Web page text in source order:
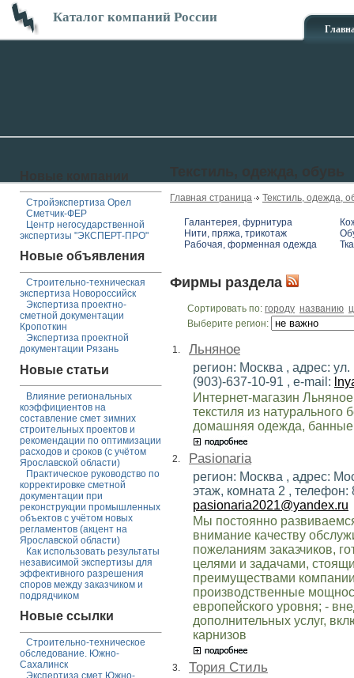
Каталог компаний России
Стройэкспертиза Орел
Сметчик-ФЕР
Центр негосударственной
экспертизы "ЭКСПЕРТ-ПРО"
Новые объявления
Строительно-техническая
экспертиза Новороссийск
Экспертиза проектно-
сметной документации
Кропоткин
Экспертиза проектной
документации Рязань
Новые статьи
Влияние региональных
коэффициентов на
составление смет зимних
строительных проектов и
рекомендации по оптимизации
расходов и сроков (с учётом
Ярославской области)
Практическое руководство по
корректировке сметной
документации при
реконструкции промышленных
объектов с учётом новых
регламентов (акцент на
Ярославской области)
Как использовать результаты
независимой экспертизы для
эффективного разрешения
споров между заказчиком и
подрядчиком
Новые ссылки
Строительно-техническое
обследование. Южно-
Сахалинск
Главная страница Текстиль, одежда,
Галантерея, фурнитура
Нити, пряжа, трикотаж
Рабочая, форменная одежда
Фирмы раздела
Сортировать по: городу названию
Выберите регион:
1. Льняное
регион: Москва , адрес:
(903)-637-10-91 , e-mail:
Интернет-магазин
текстиля из натурального
домашняя одежда, банные
2. Pasionaria
регион: Москва , адрес:
этаж, комната 2 ,
pasionaria2021@yandex.ru
Мы постоянно
внимание качеству
пожеланиям заказчиков,
целями и задачами,
преимуществами
производственные
европейского уровня; -
дополнительных услуг,
карнизов
3. Тория Стиль